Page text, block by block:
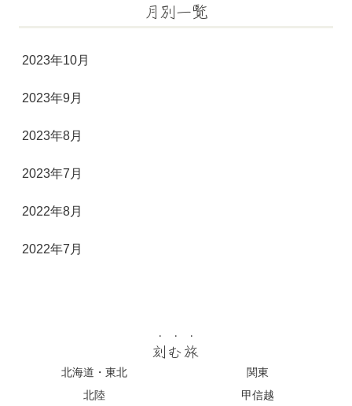
月別一覧
2023年10月
2023年9月
2023年8月
2023年7月
2022年8月
2022年7月
刻む旅
北海道・東北
関東
北陸
甲信越